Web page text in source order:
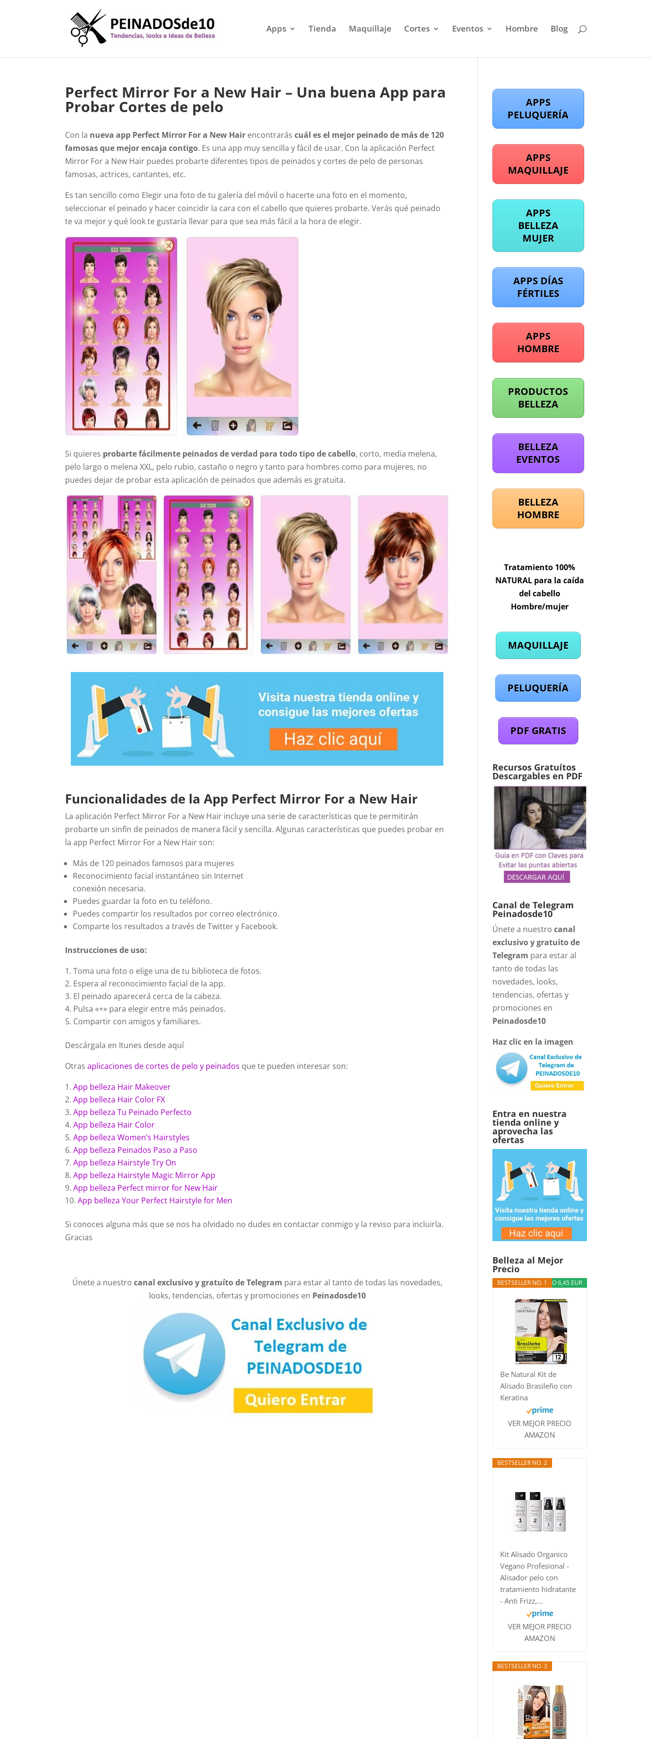
Apps Tienda Maquillaje Cortes Eventos Hombre Blog
Perfect Mirror For a New Hair – Una buena App para
Probar Cortes de pelo
Con la nueva app Perfect Mirror For a New Hair encontraráscuál es el mejor peinado de más de 120
famosas que mejor encaja contigo. Es una app muy sencilla y fácil de usar. Con la aplicación Perfect
Mirror For a New Hair puedes probarte diferentes tipos de peinados y cortes de pelo de personas
famosas, actrices, cantantes, etc.
Es tan sencillo como Elegir una foto de tu galería del móvil o hacerte una foto en el momento,
seleccionar el peinado y hacer coincidir la cara con el cabello que quieres probarte. Verás qué peinado
te va mejor y qué look te gustaría llevar para que sea más fácil a la hora de elegir.
Si quieres probarte fácilmente peinados de verdad para todo tipo de cabello, corto, media melena,
pelo largo o melena XXL, pelo rubio, castaño o negro y tanto para hombres como para mujeres, no
puedes dejar de probar esta aplicación de peinados que además es gratuita.
Funcionalidades de la App Perfect Mirror For a New Hair
La aplicación Perfect Mirror For a New Hair incluye una serie de características que te permitirán
probarte un sinfín de peinados de manera fácil y sencilla. Algunas características que puedes probar en
la app Perfect Mirror For a New Hair son:
Más de 120 peinados famosos para mujeres
Reconocimiento facial instantáneo sin Internet
conexión necesaria.
Puedes guardar la foto en tu teléfono.
Puedes compartir los resultados por correo electrónico.
Comparte los resultados a través de Twitter y Facebook.
Instrucciones de uso:
Toma una foto o elige una de tu biblioteca de fotos.
Espera al reconocimiento facial de la app.
El peinado aparecerá cerca de la cabeza.
Pulsa «+» para elegir entre más peinados.
Compartir con amigos y familiares.
Descárgala en Itunes desde aquí
Otrasaplicaciones de cortes de pelo y peinados que te pueden interesar son:
App belleza Hair Makeover
App belleza Hair Color FX
App belleza Tu Peinado Perfecto
App belleza Hair Color
App belleza Women’s Hairstyles
App belleza Peinados Paso a Paso
App belleza Hairstyle Try On
App belleza Hairstyle Magic Mirror App
App belleza Perfect mirror for New Hair
App belleza Your Perfect Hairstyle for Men
Si conoces alguna más que se nos ha olvidado no dudes en contactar conmigo y la reviso para incluirla.
Gracias
Únete a nuestro canal exclusivo y gratuíto de Telegram para estar al tanto de todas las novedades,
looks, tendencias, ofertas y promociones en Peinadosde10
APPS
PELUQUERÍA
APPS
MAQUILLAJE
APPS
BELLEZA
MUJER
APPS DÍAS
FÉRTILES
APPS
HOMBRE
PRODUCTOS
BELLEZA
BELLEZA
EVENTOS
BELLEZA
HOMBRE
Tratamiento 100%
NATURAL para la caída
del cabello
Hombre/mujer
MAQUILLAJE
PELUQUERÍA
PDF GRATIS
Recursos Gratuítos
Descargables en PDF
Canal de Telegram
Peinadosde10
Únete a nuestrocanal
exclusivo y gratuíto de
Telegram para estar al
tanto de todas las
novedades, looks,
tendencias, ofertas y
promociones en
Peinadosde10
Haz clic en la imagen
Entra en nuestra
tienda online y
aprovecha las
ofertas
Belleza al Mejor
Precio
DESCUENTO 6,45 EUR
BESTSELLER NO. 1
Be Natural Kit de
Alisado Brasileño con
Keratina
VER MEJOR PRECIO
AMAZON
BESTSELLER NO. 2
Kit Alisado Organico
Vegano Profesional -
Alisador pelo con
tratamiento hidratante
- Anti Frizz,...
VER MEJOR PRECIO
AMAZON
BESTSELLER NO. 3